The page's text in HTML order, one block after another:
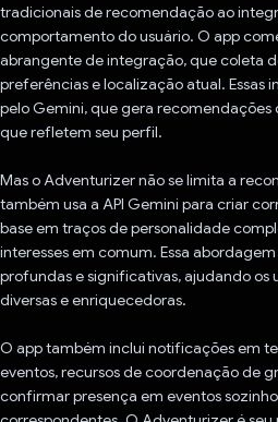
tradicionais de recomendação ao
comportamento do usuário. O app
abrangente de integração, que coleta
preferências e localização atual. Essas
pelo Gemini, que gera recomendações
que refletem seu perfil.
Mas o Adventurizer não se limita a
também usa a API Gemini para criar
base em traços de personalidade
interesses em comum. Essa
profundas e significativas, ajudando os
diversas e enriquecedoras.
O app também inclui notificações em
eventos, recursos de coordenação de
confirmar presença em eventos